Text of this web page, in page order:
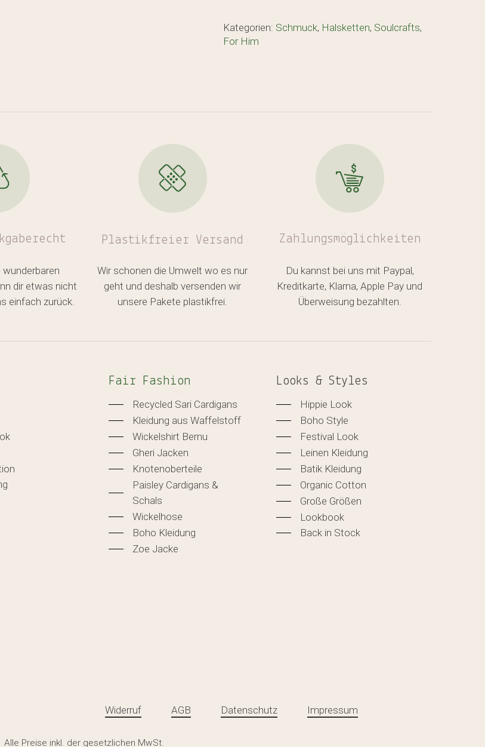
Zwischensumme:
Kategorien: Schmuck, Halsketten, Soulcrafts,
For Him
wunderbaren
dir etwas nicht
einfach zurück.
Plastikfreier Versand
Wir schonen die Umwelt wo es nur
geht und deshalb versenden wir
unsere Pakete plastikfrei.
Zahlungsmöglichkeiten
Du kannst bei uns mit Paypal,
Kreditkarte, Klarna, Apple Pay und
Überweisung bezahlten.
Fair Fashion
Recycled Sari Cardigans
Kleidung aus Waffelstoff
Wickelshirt Bernu
Gheri Jacken
Knotenoberteile
Paisley Cardigans &
Schals
Wickelhose
Boho Kleidung
Zoe Jacke
Looks & Styles
Hippie Look
Boho Style
Festival Look
Leinen Kleidung
Batik Kleidung
Organic Cotton
Große Größen
Lookbook
Back in Stock
Widerruf AGB Datenschutz Impressum
Alle Preise inkl. der gesetzlichen MwSt.